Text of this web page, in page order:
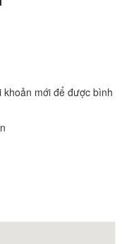
khoản mới để được bình